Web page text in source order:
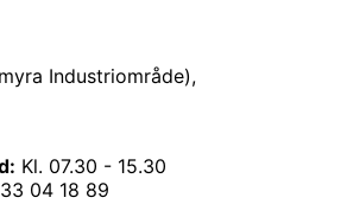
Industriområde),
Kl. 07.30 - 15.30
04 18 89